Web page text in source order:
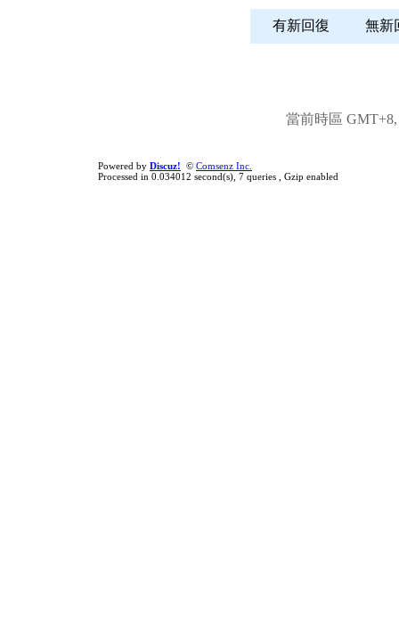
有新回復 無
當前時區 GMT+8,
Powered by Discuz! © Comsenz Inc.
Processed in 0.034012 second(s), 7 queries , Gzip enabled